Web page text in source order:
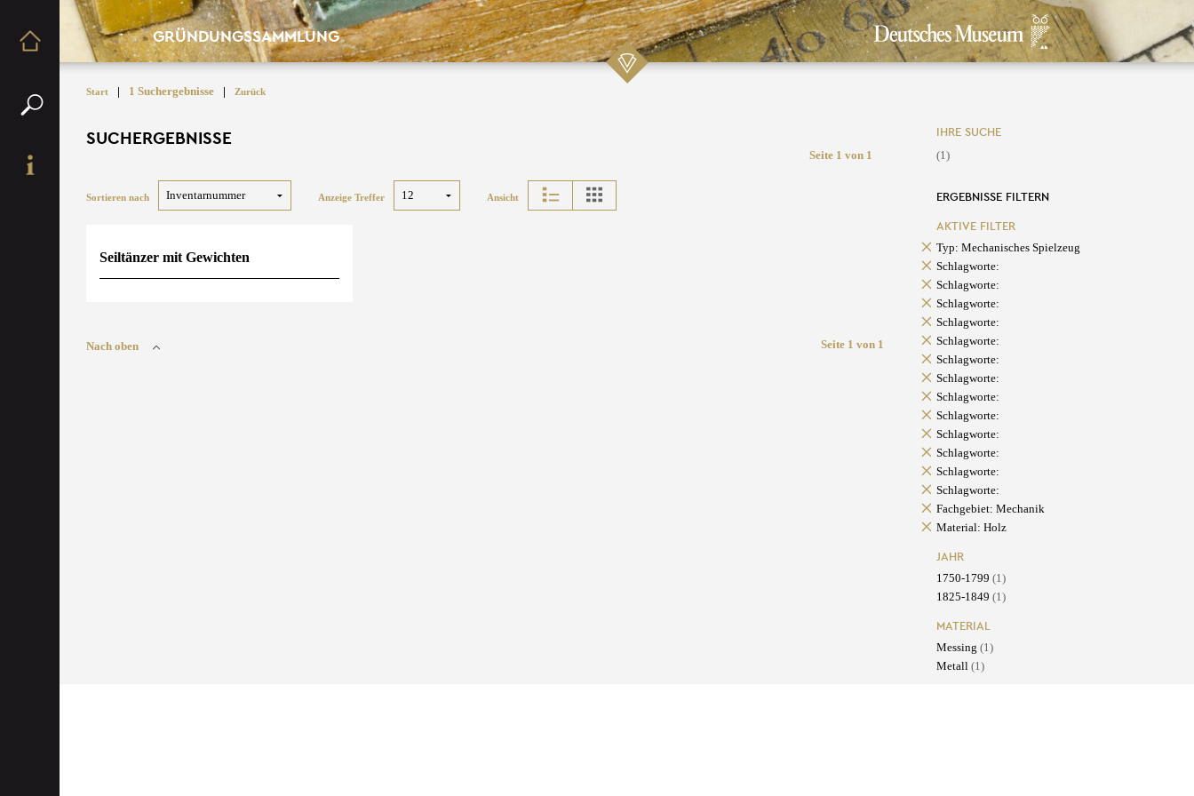
GRÜNDUNGSSAMMLUNG
Start | 1 Suchergebnisse | Zurück
SUCHERGEBNISSE
Seite 1 von 1
Sortieren nach Anzeige Treffer Ansicht
Seiltänzer mit Gewichten
Nach oben Seite 1 von 1
IHRE SUCHE
(1)
ERGEBNISSE FILTERN
AKTIVE FILTER
Typ: Mechanisches Spielzeug
Schlagworte:
Schlagworte:
Schlagworte:
Schlagworte:
Schlagworte:
Schlagworte:
Schlagworte:
Schlagworte:
Schlagworte:
Schlagworte:
Schlagworte:
Schlagworte:
Schlagworte:
Fachgebiet: Mechanik
Material: Holz
JAHR
1750-1799 (1)
1825-1849 (1)
MATERIAL
Messing (1)
Metall (1)